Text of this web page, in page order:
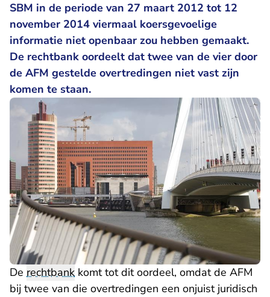
SBM in de periode van 27 maart 2012 tot 12
november 2014 viermaal koersgevoelige
informatie niet openbaar zou hebben gemaakt.
De rechtbank oordeelt dat twee van de vier door
de AFM gestelde overtredingen niet vast zijn
komen te staan.
De rechtbank komt tot dit oordeel, omdat de AFM
bij twee van die overtredingen een onjuist juridisch